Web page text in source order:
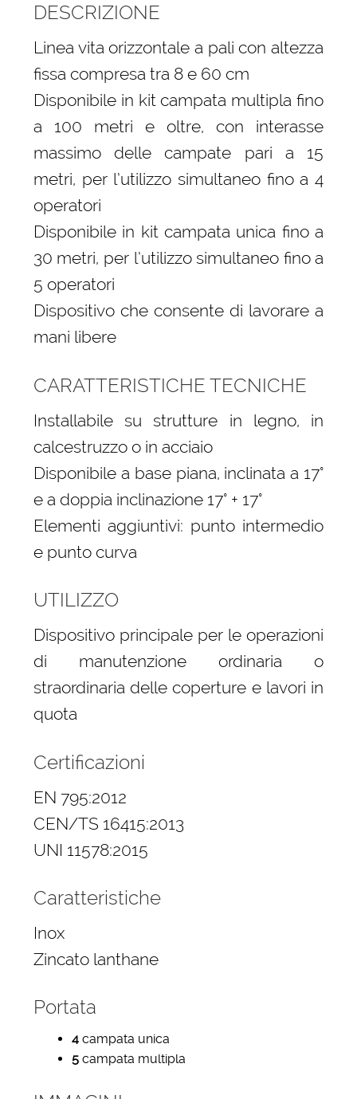
DESCRIZIONE
Linea vita orizzontale a pali con altezza
fissa compresa tra 8 e 60 cm
Disponibile in kit campata multipla fino
a 100 metri e oltre, con interasse
massimo delle campate pari a 15
metri, per l’utilizzo simultaneo fino a 4
operatori
Disponibile in kit campata unica fino a
30 metri, per l’utilizzo simultaneo fino a
5 operatori
Dispositivo che consente di lavorare a
mani libere
CARATTERISTICHE TECNICHE
Installabile su strutture in legno, in
calcestruzzo o in acciaio
Disponibile a base piana, inclinata a 17°
e a doppia inclinazione 17° + 17°
Elementi aggiuntivi: punto intermedio
e punto curva
UTILIZZO
Dispositivo principale per le operazioni
di manutenzione ordinaria o
straordinaria delle coperture e lavori in
quota
Certificazioni
EN 795:2012
CEN/TS 16415:2013
UNI 11578:2015
Caratteristiche
Inox
Zincato lanthane
Portata
4 campata unica
5 campata multipla